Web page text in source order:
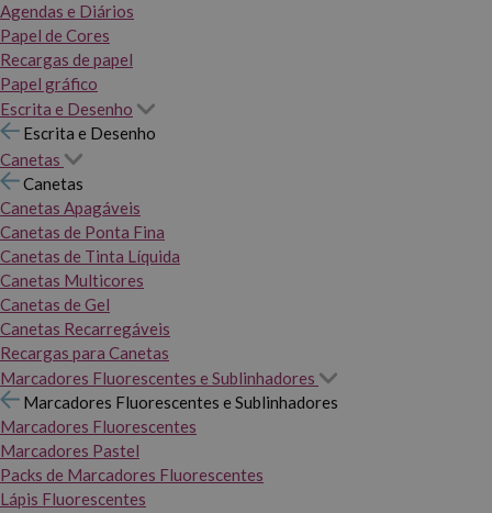
Agendas e Diários
Papel de Cores
Recargas de papel
Papel gráfico
Escrita e Desenho
Escrita e Desenho
Canetas
Canetas
Canetas Apagáveis
Canetas de Ponta Fina
Canetas de Tinta Líquida
Canetas Multicores
Canetas de Gel
Canetas Recarregáveis
Recargas para Canetas
Marcadores Fluorescentes e Sublinhadores
Marcadores Fluorescentes e Sublinhadores
Marcadores Fluorescentes
Marcadores Pastel
Packs de Marcadores Fluorescentes
Lápis Fluorescentes